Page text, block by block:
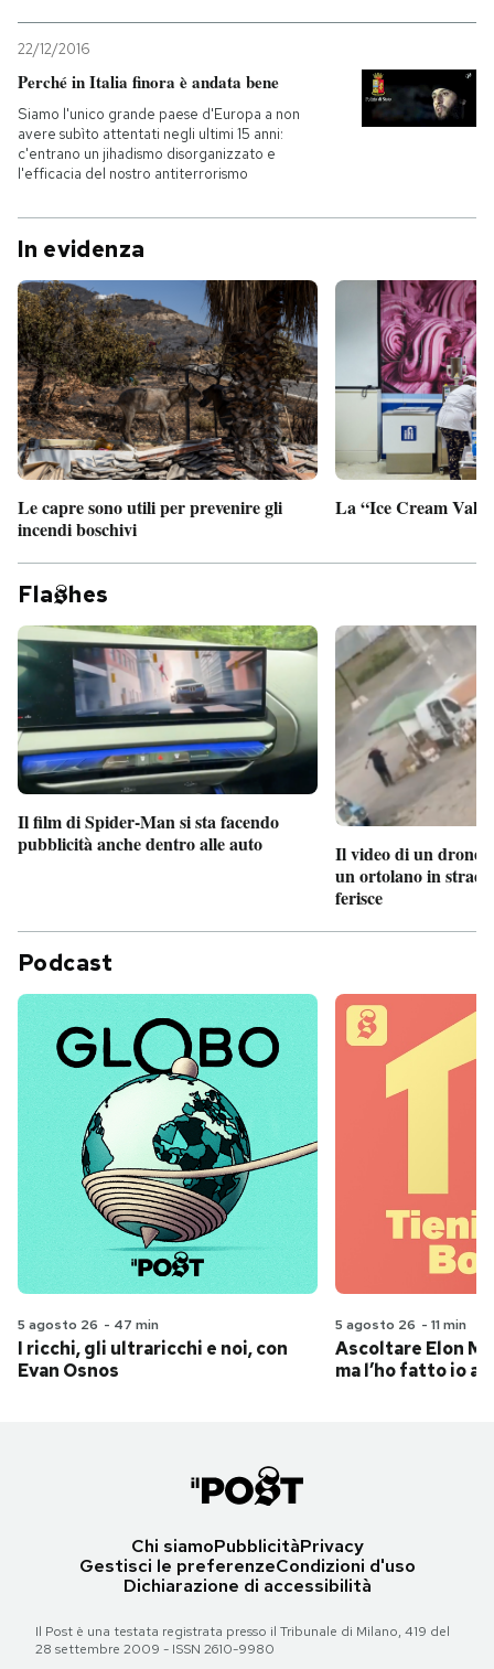
22/12/2016
Perché in Italia finora è andata bene
Siamo l'unico grande paese d'Europa a non
avere subìto attentati negli ultimi 15 anni:
c'entrano un jihadismo disorganizzato e
l'efficacia del nostro antiterrorismo
In evidenza
Le capre sono utili per prevenire gli
incendi boschivi
La “Ice Cream
Fla hes
Il film di Spider-Man si sta facendo
pubblicità anche dentro alle auto
Il video di un drone
un ortolano in
ferisce
Podcast
5 agosto 26 - 47 min
I ricchi, gli ultraricchi e noi, con
Evan Osnos
5 agosto 26 - 11 min
Ascoltare Elon
ma l’ho fatto io
Chi siamoPubblicitàPrivacy
Gestisci le preferenzeCondizioni d'uso
Dichiarazione di accessibilità
Il Post è una testata registrata presso il Tribunale di Milano, 419 del
28 settembre 2009 - ISSN 2610-9980